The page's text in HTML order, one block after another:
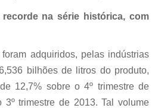
na série histórica, com
adquiridos, pelas indústrias
bilhões de litros do produto,
12,7% sobre o 4º trimestre de
trimestre de 2013. Tal volume